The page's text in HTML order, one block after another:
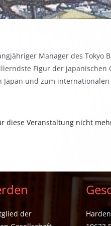
Manager des Tokyo
Figur der
Japan und zum
diese Veranstaltung nicht
der